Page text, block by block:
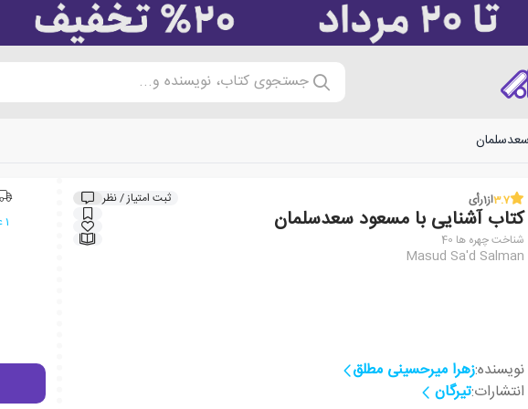
جستجوی کتاب، نویسنده و...
3.7از1رأی ثبت امتیاز / نظر
کتاب آشنایی با مسعود سعدسلمان
شناخت چهره ها 40
Masud Sa'd Salman
نویسنده:زهرا میرحسینی مطلق
انتشارات:تیرگان
1 عدد موجود در انبار ایران کتاب